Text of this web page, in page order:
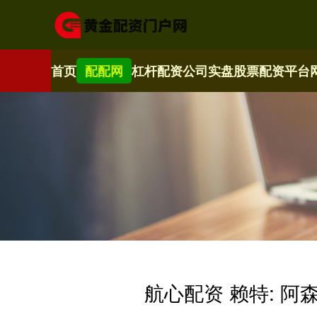
首页 配配网 杠杆配资公司实盘股票配资平台
航心配资 赖特: 阿